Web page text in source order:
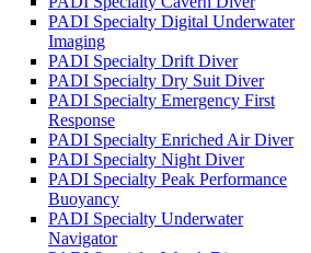
PADI Specialty Digital Underwater
Imaging
PADI Specialty Drift Diver
PADI Specialty Dry Suit Diver
PADI Specialty Emergency First
Response
PADI Specialty Enriched Air Diver
PADI Specialty Night Diver
PADI Specialty Peak Performance
Buoyancy
PADI Specialty Underwater
Navigator